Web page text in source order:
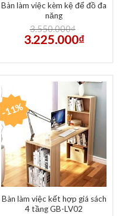
Bàn làm việc kèm kệ để đồ đa
năng
3.550.000₫
3.225.000₫
-11%
Bàn làm việc kết hợp giá sách
4 tầng GB-LV02